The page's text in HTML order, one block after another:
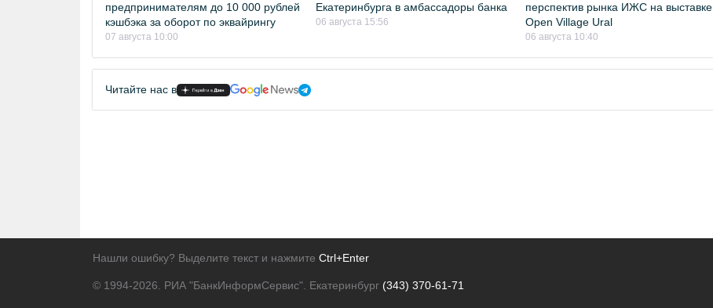
предпринимателям до 10 000 рублей
кэшбэка за оборот по эквайрингу
07 августа 10:00
Екатеринбурга в амбассадоры банка
06 августа 15:56
перспектив рынка ИЖС на выставке
Open Village Ural
06 августа 10:40
Читайте нас в
Нашли ошибку? Выделите текст и нажмите Ctrl+Enter
© 1994-2026. РИА "БанкИнформСервис". Екатеринбург (343) 370-61-71